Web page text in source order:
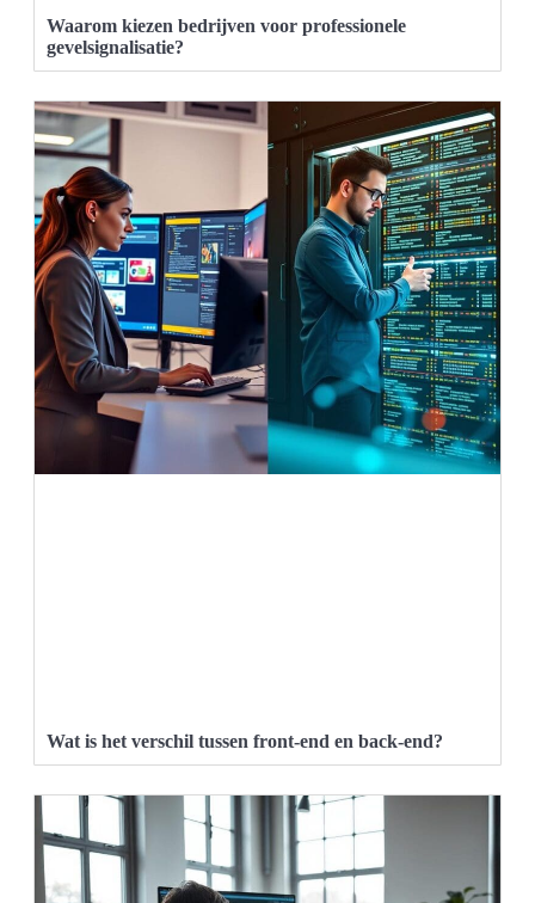
Waarom kiezen bedrijven voor professionele
gevelsignalisatie?
Wat is het verschil tussen front-end en back-end?